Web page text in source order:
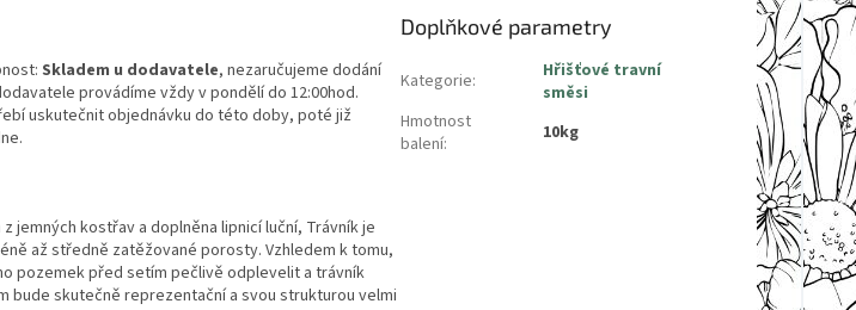
Skladem u dodavatele, nezaručujeme dodání
provádíme vždy v pondělí do 12:00hod.
uskutečnit objednávku do této doby, poté již
jemných kostřav a doplněna lipnicí luční, Trávník je
až středně zatěžované porosty. Vzhledem k tomu,
pozemek před setím pečlivě odplevelit a trávník
bude skutečně reprezentační a svou strukturou velmi
Doplňkové parametry
Kategorie:
Hřišťové travní
směsi
Hmotnost
balení: 10kg